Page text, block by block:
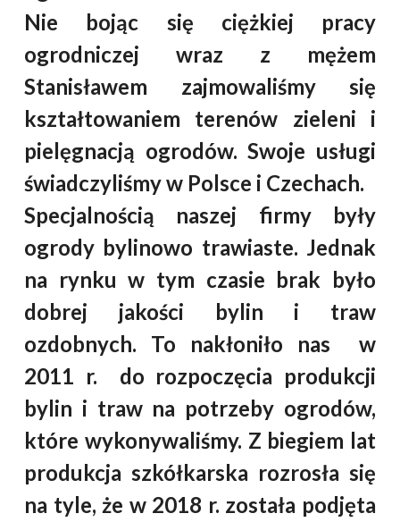
Nie bojąc się ciężkiej pracy
ogrodniczej wraz z mężem
Stanisławem zajmowaliśmy się
kształtowaniem terenów zieleni i
pielęgnacją ogrodów. Swoje usługi
świadczyliśmy w Polsce i Czechach.
Specjalnością naszej firmy były
ogrody bylinowo trawiaste. Jednak
na rynku w tym czasie brak było
dobrej jakości bylin i traw
ozdobnych. To nakłoniło nas w
2011 r. do rozpoczęcia produkcji
bylin i traw na potrzeby ogrodów,
które wykonywaliśmy. Z biegiem lat
produkcja szkółkarska rozrosła się
na tyle, że w 2018 r. została podjęta